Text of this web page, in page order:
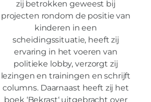
zij betrokken geweest bij
projecten rondom de positie van
kinderen in een
scheidingssituatie, heeft zij
ervaring in het voeren van
politieke lobby, verzorgt zij
lezingen en trainingen en schrijft
columns. Daarnaast heeft zij het
boek ‘Bekrast‘ uitgebracht over